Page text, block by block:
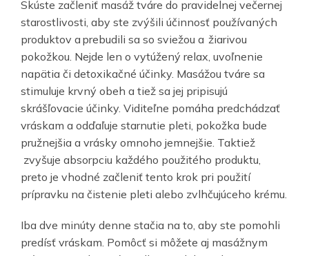
Skúste začleniť masáž tváre do pravidelnej večernej
starostlivosti, aby ste zvýšili účinnosť používaných
produktov a prebudili sa so sviežou a žiarivou
pokožkou. Nejde len o vytúžený relax, uvoľnenie
napätia či detoxikačné účinky. Masážou tváre sa
stimuluje krvný obeh a tiež sa jej pripisujú
skrášľovacie účinky. Viditeľne pomáha predchádzať
vráskam a odďaľuje starnutie pleti, pokožka bude
pružnejšia a vrásky omnoho jemnejšie. Taktiež
zvyšuje absorpciu každého použitého produktu,
preto je vhodné začleniť tento krok pri použití
prípravku na čistenie pleti alebo zvlhčujúceho krému.
Iba dve minúty denne stačia na to, aby ste pomohli
predísť vráskam. Pomôcť si môžete aj masážnym